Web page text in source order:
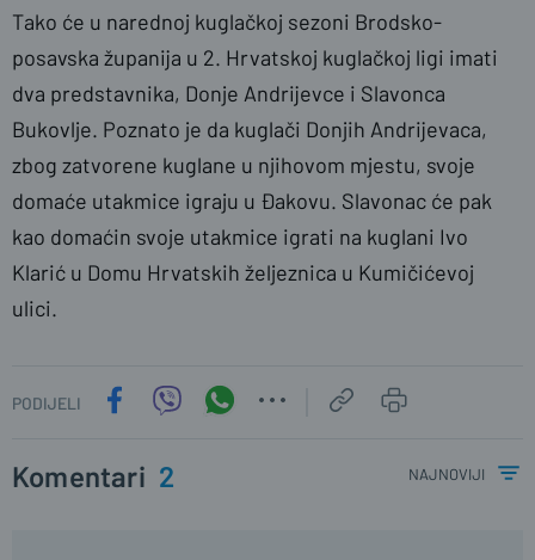
Tako će u narednoj kuglačkoj sezoni Brodsko-
posavska županija u 2. Hrvatskoj kuglačkoj ligi imati
dva predstavnika, Donje Andrijevce i Slavonca
Bukovlje. Poznato je da kuglači Donjih Andrijevaca,
zbog zatvorene kuglane u njihovom mjestu, svoje
domaće utakmice igraju u Đakovu. Slavonac će pak
kao domaćin svoje utakmice igrati na kuglani Ivo
Klarić u Domu Hrvatskih željeznica u Kumičićevoj
ulici.
PODIJELI
Komentari 2 najnoviji